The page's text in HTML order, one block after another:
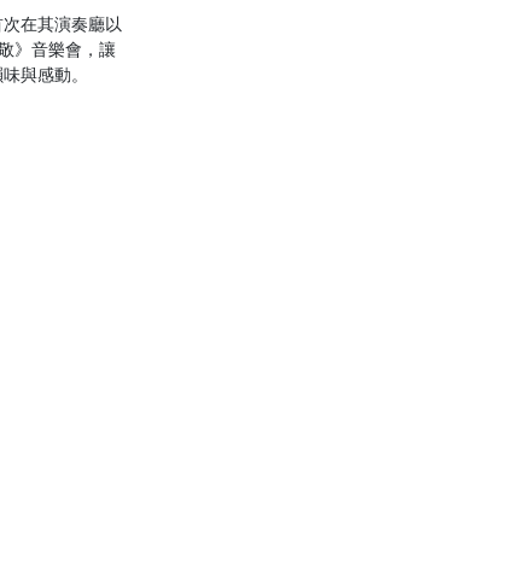
在其演奏廳以
》音樂會，讓
與感動。